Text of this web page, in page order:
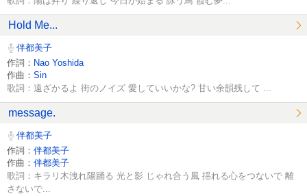
Hold Me...
伴都美子
作詞： Nao Yoshida
作曲： Sin
歌詞：遠ざかるよ 街のノイズ 愛していいかな? 甘い余韻残して ...
message.
伴都美子
作詞： 伴都美子
作曲： 伴都美子
歌詞：キラリ木洩れ陽踊る 光と影 じゃれ合う風 揺れる心をつないで 離
さないで...